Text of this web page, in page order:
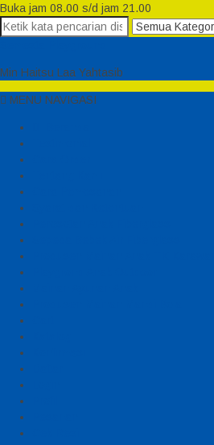
Buka jam 08.00 s/d jam 21.00
Min Haitsu Laa Yahtasib
MENU NAVIGASI